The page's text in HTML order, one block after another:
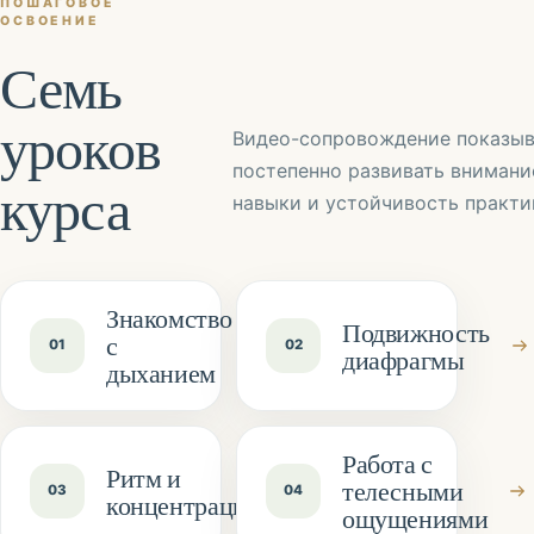
ОСВОЕНИЕ
Семь
уроков
курса
Видео-сопровождение
постепенно развивать
навыки и устойчивость
01
Знакомство
с
дыханием
02 Подвижность
диафрагмы
03 Ритм и
концентрация 04
Работа с
телесными
ощущениями